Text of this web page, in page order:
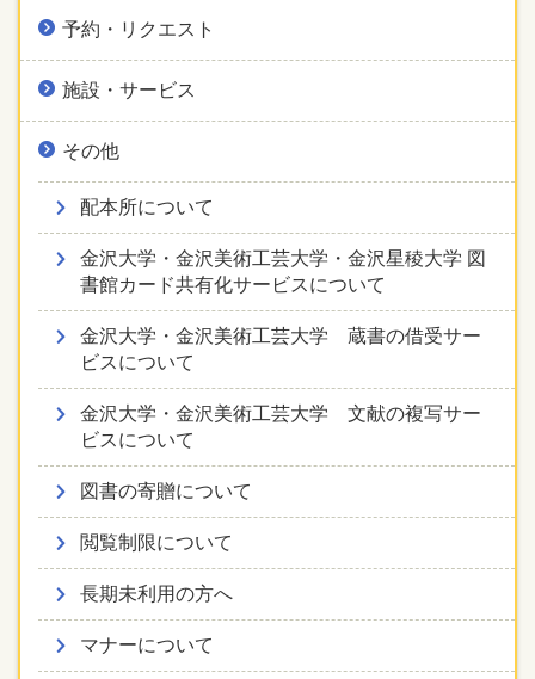
予約・リクエスト
施設・サービス
その他
配本所について
金沢大学・金沢美術工芸大学・金沢星稜大学 図
書館カード共有化サービスについて
金沢大学・金沢美術工芸大学 蔵書の借受サー
ビスについて
金沢大学・金沢美術工芸大学 文献の複写サー
ビスについて
図書の寄贈について
閲覧制限について
長期未利用の方へ
マナーについて